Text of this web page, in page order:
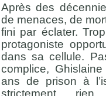
Après des
de menaces, de
fini par éclater.
protagoniste
dans sa cellule.
complice,
ans de prison à
strictement